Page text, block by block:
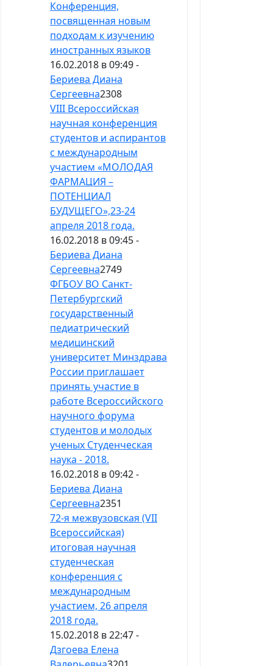
Конференция,
посвященная новым
подходам к изучению
иностранных языков
16.02.2018 в 09:49 -
Бериева Диана
Сергеевна2308
VIII Всероссийская
научная конференция
студентов и аспирантов
с международным
участием «МОЛОДАЯ
ФАРМАЦИЯ –
ПОТЕНЦИАЛ
БУДУЩЕГО»,23-24
апреля 2018 года.
16.02.2018 в 09:45 -
Бериева Диана
Сергеевна2749
ФГБОУ ВО Санкт-
Петербургский
государственный
педиатрический
медицинский
университет Минздрава
России приглашает
принять участие в
работе Всероссийского
научного форума
студентов и молодых
ученых Студенческая
наука - 2018.
16.02.2018 в 09:42 -
Бериева Диана
Сергеевна2351
72-я межвузовская (VII
Всероссийская)
итоговая научная
студенческая
конференция с
международным
участием, 26 апреля
2018 года.
15.02.2018 в 22:47 -
Дзгоева Елена